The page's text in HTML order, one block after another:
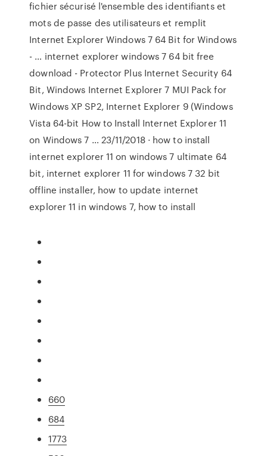
fichier sécurisé l'ensemble des identifiants et
mots de passe des utilisateurs et remplit
Internet Explorer Windows 7 64 Bit for Windows
- … internet explorer windows 7 64 bit free
download - Protector Plus Internet Security 64
Bit, Windows Internet Explorer 7 MUI Pack for
Windows XP SP2, Internet Explorer 9 (Windows
Vista 64-bit How to Install Internet Explorer 11
on Windows 7 … 23/11/2018 · how to install
internet explorer 11 on windows 7 ultimate 64
bit, internet explorer 11 for windows 7 32 bit
offline installer, how to update internet
explorer 11 in windows 7, how to install
660
684
1773